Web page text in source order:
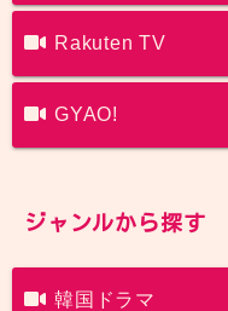
Rakuten TV
GYAO!
ジャンルから探す
韓国ドラマ